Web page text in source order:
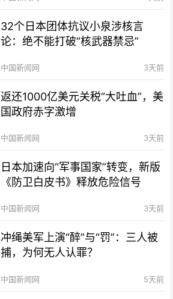
32个日本团体抗议小泉涉核言
论：绝不能打破“核武器禁忌”
中国新闻网 3天前
返还1000亿美元关税“大吐血”，美
国政府赤字激增
中国新闻网 3天前
日本加速向“军事国家”转变，新版
《防卫白皮书》释放危险信号
中国新闻网 3天前
冲绳美军上演“醉”与“罚”：三人被
捕，为何无人认罪？
中国新闻网 5天前